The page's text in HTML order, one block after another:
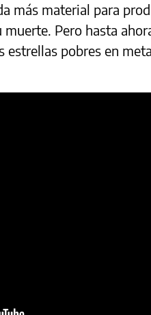
más material para
muerte. Pero hasta
estrellas pobres en